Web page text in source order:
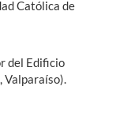
Católica de
del Edificio
Valparaíso).